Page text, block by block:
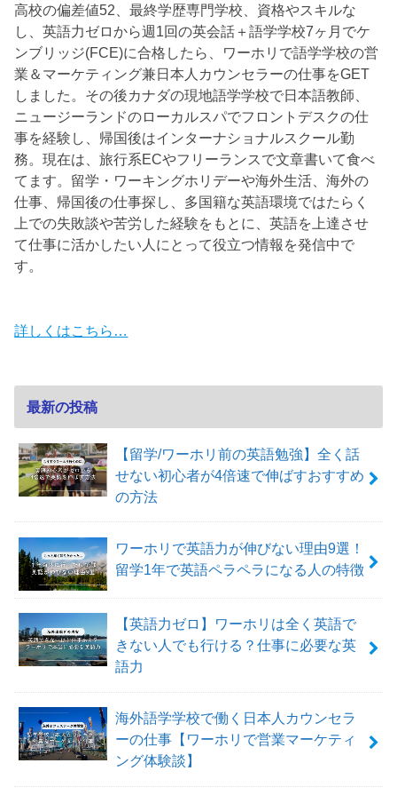
高校の偏差値52、最終学歴専門学校、資格やスキルな
し、英語力ゼロから週1回の英会話＋語学学校7ヶ月でケ
ンブリッジ(FCE)に合格したら、ワーホリで語学学校の営
業＆マーケティング兼日本人カウンセラーの仕事をGET
しました。その後カナダの現地語学学校で日本語教師、
ニュージーランドのローカルスパでフロントデスクの仕
事を経験し、帰国後はインターナショナルスクール勤
務。現在は、旅行系ECやフリーランスで文章書いて食べ
てます。留学・ワーキングホリデーや海外生活、海外の
仕事、帰国後の仕事探し、多国籍な英語環境ではたらく
上での失敗談や苦労した経験をもとに、英語を上達させ
て仕事に活かしたい人にとって役立つ情報を発信中で
す。
詳しくはこちら…
最新の投稿
【留学/ワーホリ前の英語勉強】全く話
せない初心者が4倍速で伸ばすおすすめ
の方法
ワーホリで英語力が伸びない理由9選！
留学1年で英語ペラペラになる人の特徴
【英語力ゼロ】ワーホリは全く英語で
きない人でも行ける？仕事に必要な英
語力
海外語学学校で働く日本人カウンセラ
ーの仕事【ワーホリで営業マーケティ
ング体験談】